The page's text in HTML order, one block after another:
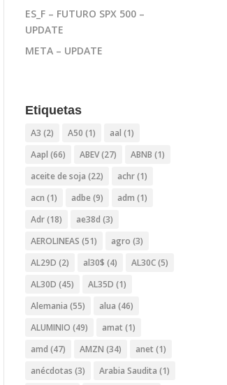
ES_F – FUTURO SPX 500 –
UPDATE
META – UPDATE
Etiquetas
A3 (2) A50 (1) aal (1)
Aapl (66) ABEV(27) ABNB (1)
aceite de soja (22) achr(1)
acn (1) adbe (9) adm (1)
Adr(18) ae38d (3)
AEROLINEAS (51) agro (3)
AL29D (2) al30$ (4) AL30C(5)
AL30D (45) AL35D (1)
Alemania (55) alua (46)
ALUMINIO (49) amat (1)
amd (47) AMZN (34) anet (1)
anécdotas (3) Arabia Saudita (1)